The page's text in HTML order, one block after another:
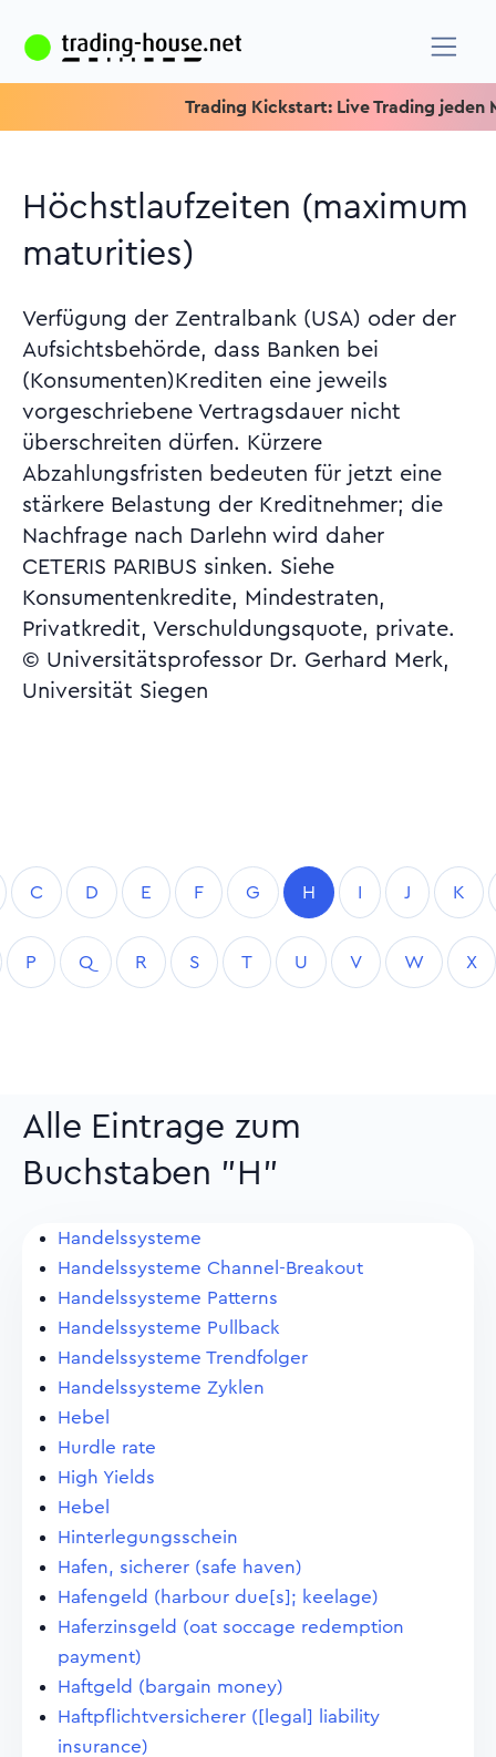
Trading Kickstart: Live Trading jeden
Höchstlaufzeiten (maximum
maturities)
Verfügung der Zentralbank (USA) oder der
Aufsichtsbehörde, dass Banken bei
(Konsumenten)Krediten eine jeweils
vorgeschriebene Vertragsdauer nicht
überschreiten dürfen. Kürzere
Abzahlungsfristen bedeuten für jetzt eine
stärkere Belastung der Kreditnehmer; die
Nachfrage nach Darlehn wird daher
CETERIS PARIBUS sinken. Siehe
Konsumentenkredite, Mindestraten,
Privatkredit, Verschuldungsquote, private.
© Universitätsprofessor Dr. Gerhard Merk,
Universität Siegen
C D E F G H I J K
P Q R S T U V W X
Alle Eintrage zum
Buchstaben "H"
Handelssysteme
Handelssysteme Channel-Breakout
Handelssysteme Patterns
Handelssysteme Pullback
Handelssysteme Trendfolger
Handelssysteme Zyklen
Hebel
Hurdle rate
High Yields
Hebel
Hinterlegungsschein
Hafen, sicherer (safe haven)
Hafengeld (harbour due[s]; keelage)
Haferzinsgeld (oat soccage redemption
payment)
Haftgeld (bargain money)
Haftpflichtversicherer ([legal] liability
insurance)